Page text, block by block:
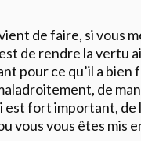
de faire, si vous
de rendre la vertu
pour ce qu’il a bien
de
est fort important, de
vous vous êtes mis